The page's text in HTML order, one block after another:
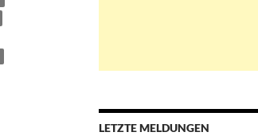
LETZTE MELDUNGEN